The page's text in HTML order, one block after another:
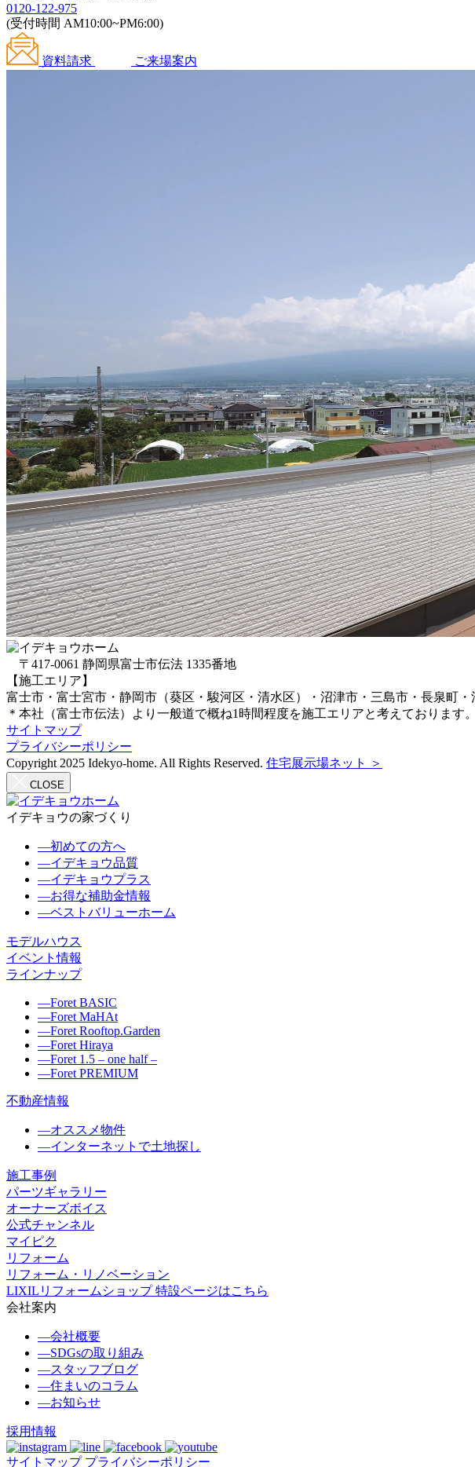
0120-122-975
(受付時間 AM10:00~PM6:00)
資料請求 ご来場案内
〒417-0061 静岡県富士市伝法 1335番地
【施工エリア】
富士市・富士宮市・静岡市（葵区・駿河区・清水区）・沼津市・三島市・長泉町
＊本社（富士市伝法）より一般道で概ね1時間程度を施工エリアと考えております。
サイトマップ
プライバシーポリシー
Copyright 2025 Idekyo-home. All Rights Reserved. 住宅展示場ネット ＞
CLOSE
イデキョウの家づくり
―初めての方へ
―イデキョウ品質
―イデキョウプラス
―お得な補助金情報
―ベストバリューホーム
モデルハウス
イベント情報
ラインナップ
―Foret BASIC
―Foret MaHAt
―Foret Rooftop.Garden
―Foret Hiraya
―Foret 1.5 – one half –
―Foret PREMIUM
不動産情報
―オススメ物件
―インターネットで土地探し
施工事例
パーツギャラリー
オーナーズボイス
公式チャンネル
マイピク
リフォーム
リフォーム・リノベーション
LIXILリフォームショップ 特設ページはこちら
会社案内
―会社概要
―SDGsの取り組み
―スタッフブログ
―住まいのコラム
―お知らせ
採用情報
サイトマップ プライバシーポリシー